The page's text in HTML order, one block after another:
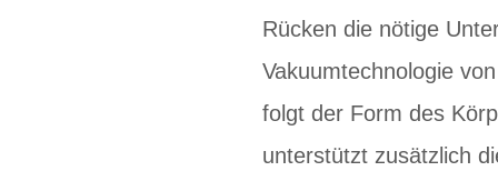
Rücken die nötige
Vakuumtechnologie
folgt der Form des
unterstützt zusätzlich